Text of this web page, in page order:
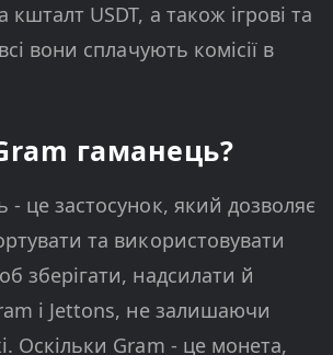
кшталт USDT, а також ігрові та
вони сплачують комісії в
гаманець?
- це застосунок, який дозволяє
та використовувати
зберігати, надсилати й
і Jettons, не залишаючи
Оскільки Gram - це монета,